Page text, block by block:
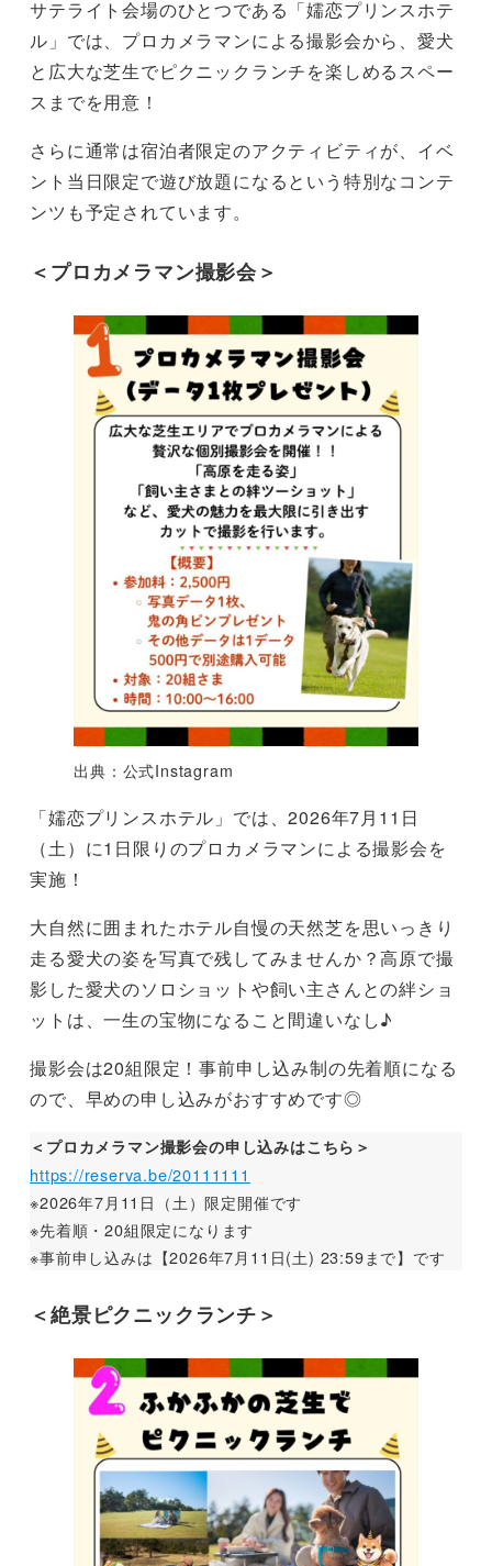
サテライト会場のひとつである「嬬恋プリンスホテ
ル」では、プロカメラマンによる撮影会から、愛犬
と広大な芝生でピクニックランチを楽しめるスペー
スまでを用意！
さらに通常は宿泊者限定のアクティビティが、イベ
ント当日限定で遊び放題になるという特別なコンテ
ンツも予定されています。
＜プロカメラマン撮影会＞
出典：公式Instagram
「嬬恋プリンスホテル」では、2026年7月11日
（土）に1日限りのプロカメラマンによる撮影会を
実施！
大自然に囲まれたホテル自慢の天然芝を思いっきり
走る愛犬の姿を写真で残してみませんか？高原で撮
影した愛犬のソロショットや飼い主さんとの絆ショ
ットは、一生の宝物になること間違いなし♪
撮影会は20組限定！事前申し込み制の先着順になる
ので、早めの申し込みがおすすめです◎
＜プロカメラマン撮影会の申し込みはこちら＞
https://reserva.be/20111111
※2026年7月11日（土）限定開催です
※先着順・20組限定になります
※事前申し込みは【2026年7月11日(土) 23:59まで】です
＜絶景ピクニックランチ＞